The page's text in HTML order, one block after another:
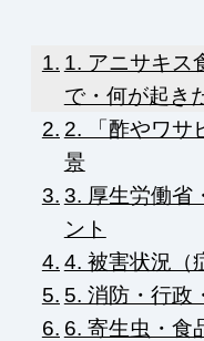
1. アニサキス
で・何が起き
2. 「酢やワサ
景
3. 厚生労働省
ント
4. 被害状況（
5. 消防・行政
6. 寄生虫・食